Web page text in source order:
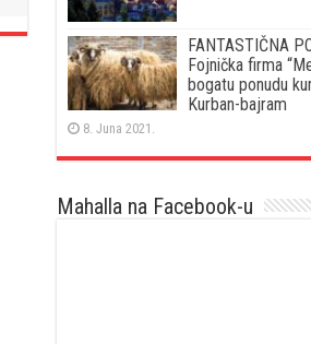
FANTASTIČNA
Fojnička firma
bogatu ponudu
Kurban-bajram
8. Juna 2021.
Mahalla na Facebook-u